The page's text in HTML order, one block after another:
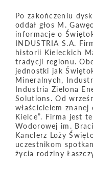
Po zakończeniu
oddał głos M.
informacje o
INDUSTRIA S.A.
historii Kieleckich
tradycji regionu.
jednostki jak
Mineralnych,
Industria Zielona
Solutions. Od
właścicielem
Kielce”. Firma jest
Wodorowej im.
Kanclerz Loży
uczestnikom
życia rodziny